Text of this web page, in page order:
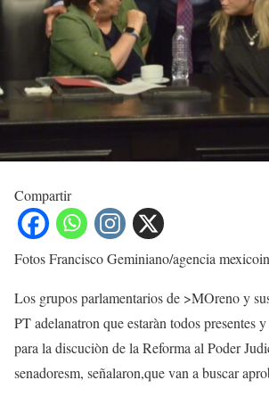
Compartir
Fotos Francisco Geminiano/agencia
Los grupos parlamentarios de >MOreno y
PT adelanatron que estaràn todos presentes
para la discuciòn de la Reforma al Poder
senadoresm, señalaron,que van a buscar